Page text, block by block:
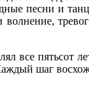
песни и
все
шаг